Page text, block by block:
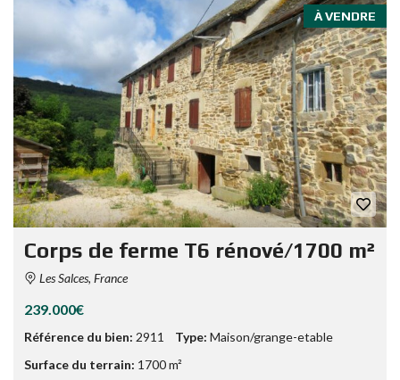
À VENDRE
Corps de ferme T6 rénové/1700 m²
Les Salces, France
239.000€
Référence du bien: 2911 Type: Maison/grange-etable
Surface du terrain: 1700 m²